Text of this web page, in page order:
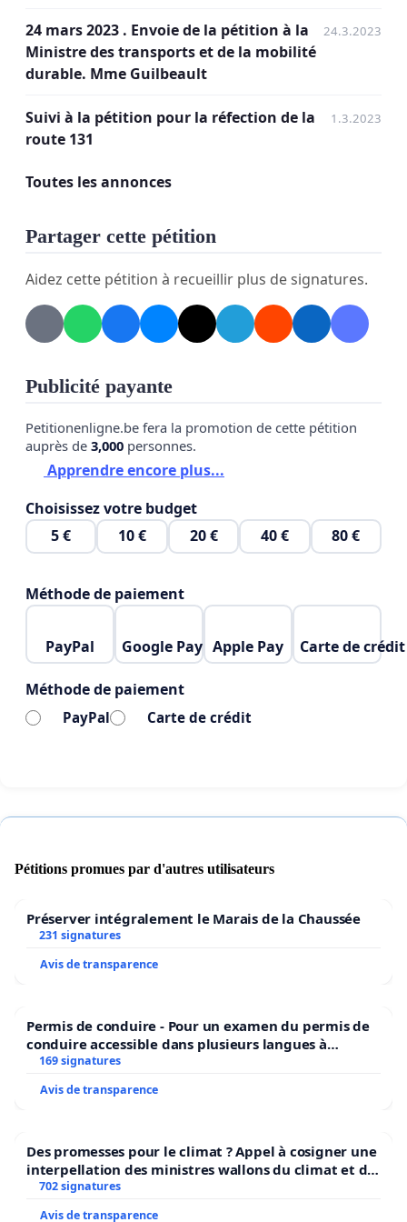
dans le secteur de la côte à Monette.
Ces études et recommandations reconnaissaient
l’importance d’augmenter la fluidité et la sécurité
La 131 est aujourd’hui en plusieurs points très
dangereuse . La chaussée actuelle présente une
usure maximale dans la majorité des secteurs.
La
d’asphaltes manquantes augmentent grandement
autres sur la chaussée mais ne font que maquiller
des défaillances majeures tout en ayant qu’une
importante et les effets du gel et du dégel.
transports du Québec ;
précédemment.
Il en va de la sécurité des usagers et de la
population .
Merci
Sylvain Dessureault
24 mars 2023 . Envoie de la pétition à la
Ministre des transports et de la mobilité
durable. Mme Guilbeault
24.3.2023
Suivi à la pétition pour la réfection de la
route 131
1.3.2023
Toutes les annonces
Partager cette pétition
Aidez cette pétition à recueillir plus de signatures.
Publicité payante
Petitionenligne.be fera la promotion de cette pétition
auprès de 3,000 personnes.
Apprendre encore plus...
Choisissez votre budget
5 €
10 € 20 € 40 € 80 €
Méthode de paiement
PayPal Google Pay Apple Pay Carte de crédit
Méthode de paiement
PayPal Carte de crédit
Pétitions promues par d'autres utilisateurs
Préserver intégralement le Marais de la Chaussée
231 signatures
Avis de transparence
Permis de conduire - Pour un examen du permis de
conduire accessible dans plusieurs langues à
Bruxelles
169 signatures
Avis de transparence
Des promesses pour le climat ? Appel à cosigner une
interpellation des ministres wallons du climat et de
l’environnement.
702 signatures
Avis de transparence